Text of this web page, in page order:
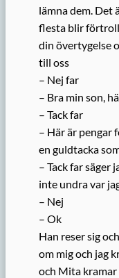
lämna dem. Det
flesta blir
din övertygelse
till oss
– Nej far
– Bra min son,
– Tack far
– Här är pengar
en guldtacka
– Tack far säger
inte undra var
– Nej
– Ok
Han reser sig
om mig och jag
och Mita